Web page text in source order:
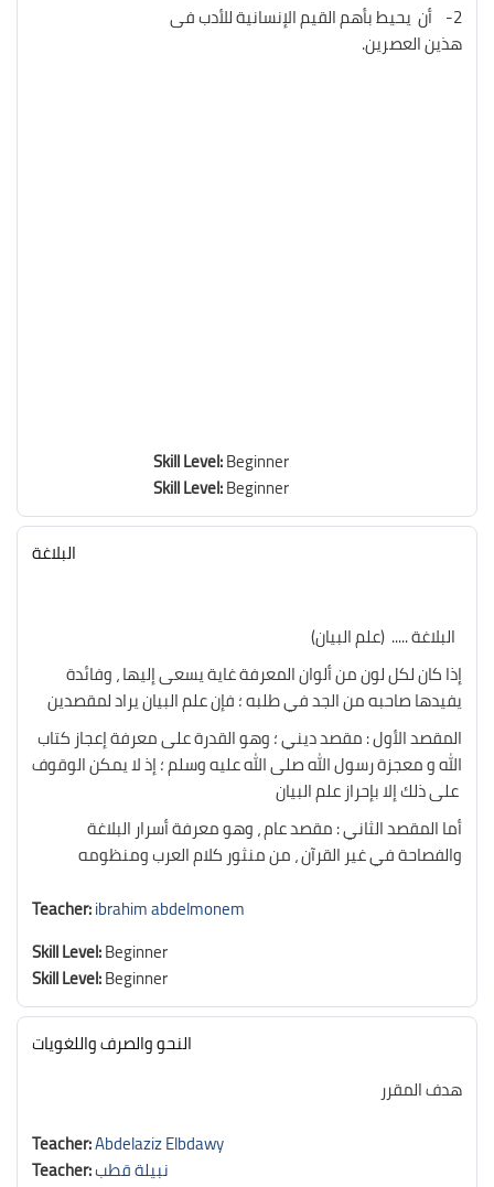
2- أن يحيط بأهم القيم الإنسانية للأدب فى
هذين العصرين.
Skill Level:Beginner
Skill Level:Beginner
البلاغة
إذا كان لكل لون من ألوان المعرفة غاية يسعى إليها ، وفائدة
يفيدها صاحبه من الجد في طلبه ؛ فإن علم البيان يراد لمقصدين
المقصد الأول : مقصد ديني ؛ وهو القدرة على معرفة إعجاز كتاب
الله و معجزة رسول الله صلى الله عليه وسلم ؛ إذ لا يمكن الوقوف
أما المقصد الثاني : مقصد عام ، وهو معرفة أسرار البلاغة
والفصاحة في غير القرآن ، من منثور كلام العرب ومنظومه
Teacher:ibrahim abdelmonem
Skill Level:Beginner
Skill Level:Beginner
النحو والصرف واللغويات
هدف المقرر
Teacher:Abdelaziz Elbdawy
Teacher:نبيلة قطب